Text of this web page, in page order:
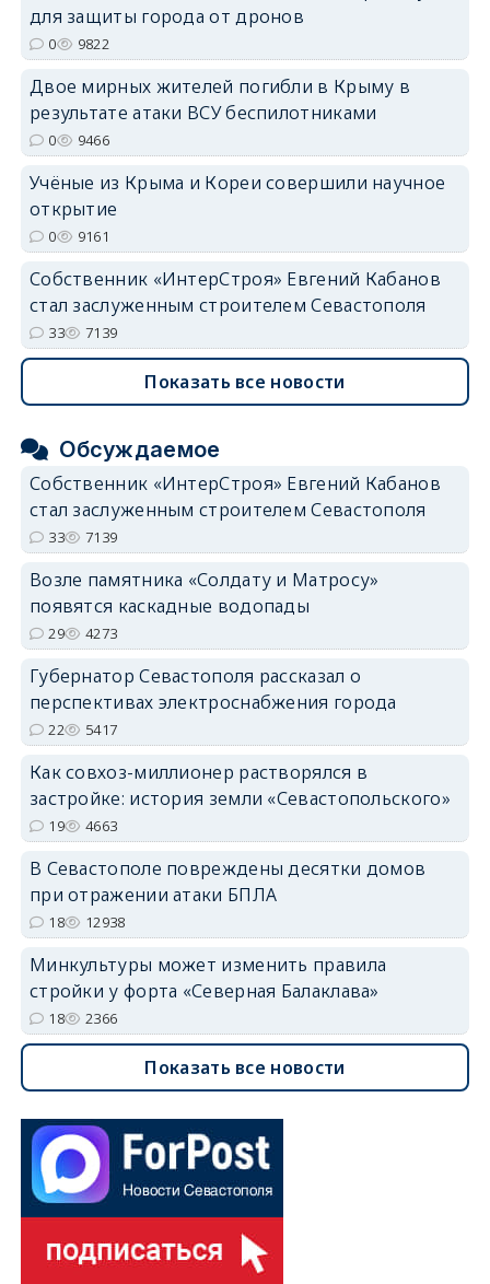
для защиты города от дронов
0 9822
Двое мирных жителей погибли в Крыму в
результате атаки ВСУ беспилотниками
0 9466
Учёные из Крыма и Кореи совершили научное
открытие
0 9161
Собственник «ИнтерСтроя» Евгений Кабанов
стал заслуженным строителем Севастополя
33 7139
Показать все новости
Обсуждаемое
Собственник «ИнтерСтроя» Евгений Кабанов
стал заслуженным строителем Севастополя
33 7139
Возле памятника «Солдату и Матросу»
появятся каскадные водопады
29 4273
Губернатор Севастополя рассказал о
перспективах электроснабжения города
22 5417
Как совхоз-миллионер растворялся в
застройке: история земли «Севастопольского»
19 4663
В Севастополе повреждены десятки домов
при отражении атаки БПЛА
18 12938
Минкультуры может изменить правила
стройки у форта «Северная Балаклава»
18 2366
Показать все новости